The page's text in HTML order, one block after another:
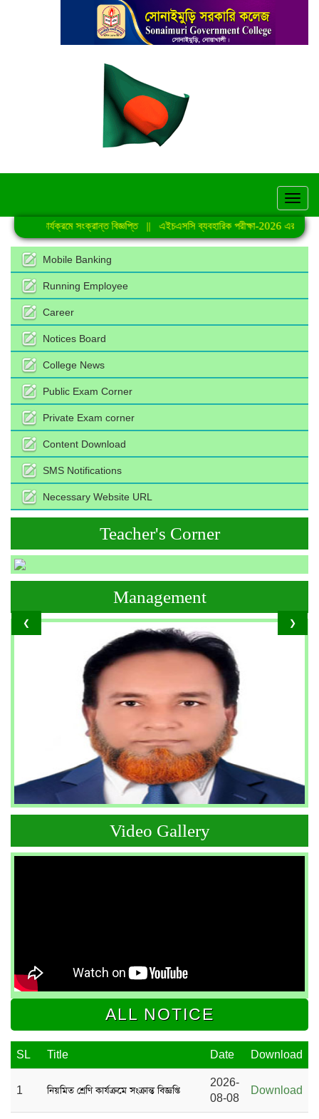
সংক্রান্ত বিজ্ঞপ্তি||এইচএসসি ব্যবহারিক পরীক্ষা-2026 এর সময়সূচি||
Mobile Banking
Running Employee
Career
Notices Board
College News
Public Exam Corner
Private Exam corner
Content Download
SMS Notifications
Necessary Website URL
Teacher's Corner
❮ ❯
Management
Video Gallery
ALL NOTICE
SL Title Date Download
1 নিয়মিত শ্রেণি কার্যক্রমে সংক্রান্ত বিজ্ঞপ্তি
2026-
08-08
Download